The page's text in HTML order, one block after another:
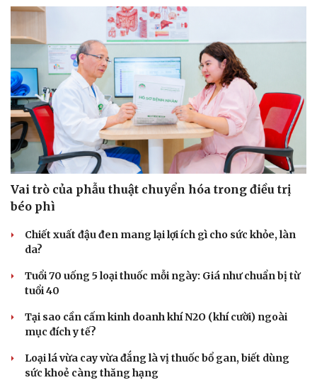
Văn hóa
Sân khấu - Điện ảnh
Văn học
Nghệ sĩ
Vai trò của phẫu thuật chuyển hóa trong điều trị
béo phì
Chiết xuất đậu đen mang lại lợi ích gì cho sức khỏe, làn
da?
Tuổi 70 uống 5 loại thuốc mỗi ngày: Giá như chuẩn bị từ
tuổi 40
Tại sao cần cấm kinh doanh khí N2O (khí cười) ngoài
mục đích y tế?
Loại lá vừa cay vừa đắng là vị thuốc bổ gan, biết dùng
sức khoẻ càng thăng hạng